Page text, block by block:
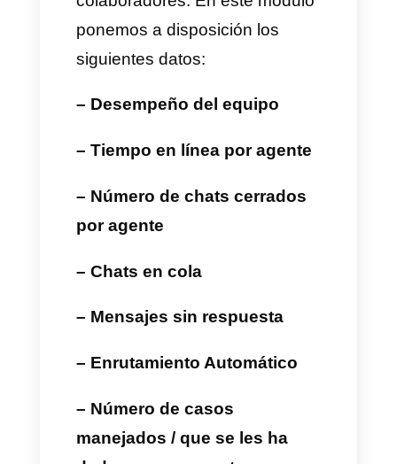
2) Identifica las métricas que
impulsen el impacto en los
resultados gracias a las
estadísticas de Callbell
El módulo Estadísticas
Avanzadas de
obtener indicadores y datos
detallados sobre las
equipos de soporte, teniendo
en cuenta todos los datos que